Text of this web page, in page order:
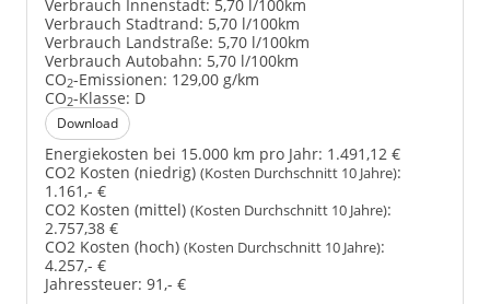
Verbrauch Innenstadt: 5,70 l/100km
Verbrauch Stadtrand: 5,70 l/100km
Verbrauch Landstraße: 5,70 l/100km
Verbrauch Autobahn: 5,70 l/100km
CO2-Emissionen: 129,00 g/km
CO2-Klasse: D
Download
Energiekosten bei 15.000 km pro Jahr: 1.491,12 €
CO2 Kosten (niedrig) (Kosten Durchschnitt 10 Jahre):
1.161,- €
CO2 Kosten (mittel) (Kosten Durchschnitt 10 Jahre):
2.757,38 €
CO2 Kosten (hoch) (Kosten Durchschnitt 10 Jahre):
4.257,- €
Jahressteuer: 91,- €